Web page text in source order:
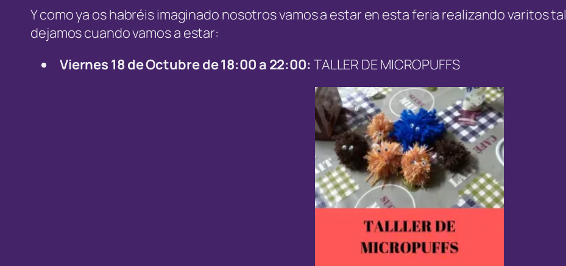
Y como ya os habréis imaginado nosotros vamos a estar en esta feria realizando varitos
dejamos cuando vamos a estar:
Viernes 18 de Octubre de 18:00 a 22:00: TALLER DE MICROPUFFS